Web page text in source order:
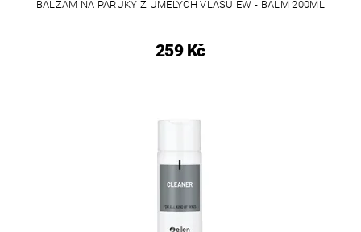
BALZÁM NA PARUKY Z UMĚLÝCH VLASŮ EW - BALM 200ML
259 Kč